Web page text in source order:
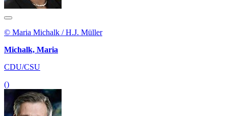
© Maria Michalk / H.J. Müller
Michalk, Maria
CDU/CSU
()